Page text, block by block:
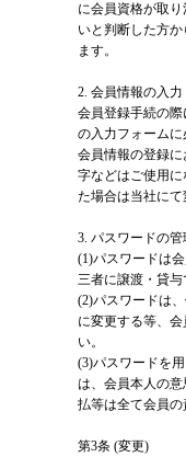
に会員資格が取
いと判断した方
ます。
2. 会員情報の入力
会員登録手続の
の入力フォームに
会員情報の登録
字などはご使用
た場合は当社にて
3. パスワードの管
(1)パスワードは
三者に譲渡・貸与
(2)パスワードは
に変更する等、
い。
(3)パスワードを
は、会員本人の
払等は全て会員の
第3条 (変更)